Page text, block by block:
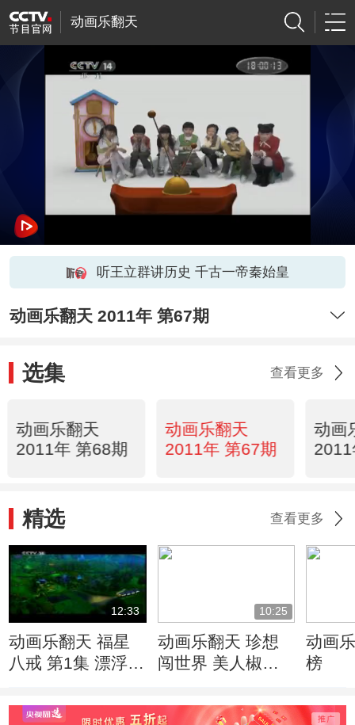
动画乐翻天
听王立群讲历史 千古一帝秦始皇
动画乐翻天 2011年 第67期
选集 查看更多
动画乐翻天
2011年 第68期
动画乐翻天
2011年 第67期
动画
精选 查看更多
12:33
动画乐翻天 福星
八戒 第1集 漂浮的
10:25
动画乐翻天 珍想
闯世界 美人椒的
动画
榜